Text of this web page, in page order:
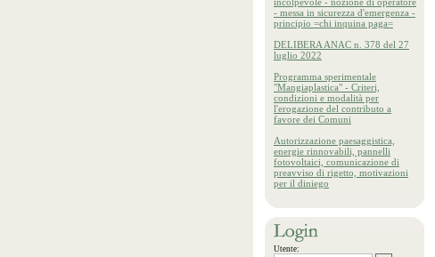
- messa in sicurezza d'emergenza -
principio =chi inquina paga=
DELIBERA ANAC n. 378 del 27
luglio 2022
Programma sperimentale
"Mangiaplastica" - Criteri,
condizioni e modalità per
l'erogazione del contributo a
favore dei Comuni
Autorizzazione paesaggistica,
energie rinnovabili, pannelli
fotovoltaici, comunicazione di
preavviso di rigetto, motivazioni
per il diniego
Utente: